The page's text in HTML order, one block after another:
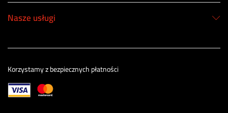
Nasze usługi
Korzystamy z bezpiecznych płatności